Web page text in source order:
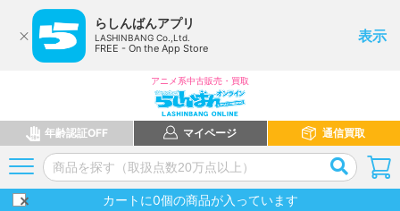
らしんばんアプリ
LASHINBANG Co.,Ltd.
FREE - On the App Store
表示
アニメ系中古販売・買取
年齢認証OFF マイページ 通信買取
カートに0個の商品が入っています